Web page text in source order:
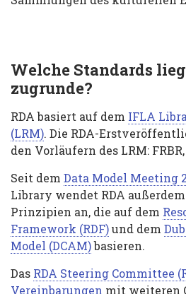
Welche Standards
zugrunde?
RDA basiert auf dem IFLA
(LRM). Die RDA-
den Vorläufern des LRM:
Seit dem Data Model Meeting
Library wendet RDA
Prinzipien an, die auf dem
Framework (RDF)und dem
Model (DCAM)basieren.
Das RDA Steering Committee
Vereinbarungen mit weiteren